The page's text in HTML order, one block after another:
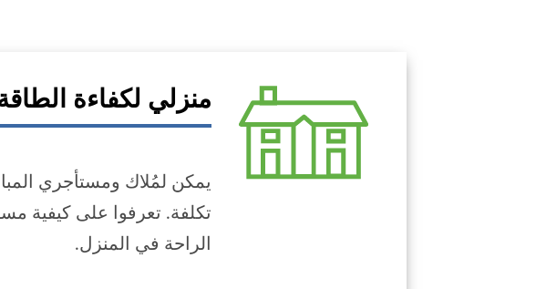
منزلي لكفاءة
تكلفة. تعرفوا على كيفية
الراحة في المنزل.